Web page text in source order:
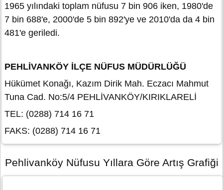
1965 yılındaki toplam nüfusu 7 bin 906 iken, 1980'de
7 bin 688'e, 2000'de 5 bin 892'ye ve 2010'da da 4 bin
481'e geriledi.
PEHLİVANKÖY İLÇE NÜFUS MÜDÜRLÜĞÜ
Hükümet Konağı, Kazım Dirik Mah. Eczacı Mahmut
Tuna Cad. No:5/4 PEHLİVANKÖY/KIRIKLARELİ
TEL: (0288) 714 16 71
FAKS: (0288) 714 16 71
Pehlivanköy Nüfusu Yıllara Göre Artış Grafiği